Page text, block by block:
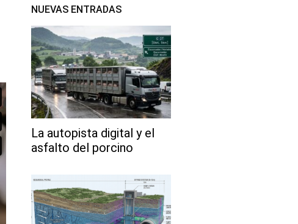
NUEVAS ENTRADAS
La autopista digital y el
asfalto del porcino